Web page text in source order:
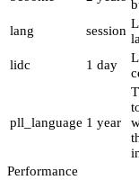
lang
session
lidc
1 day
pll_language 1 year
Performance